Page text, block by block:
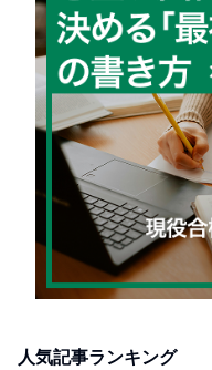
人気記事ランキング